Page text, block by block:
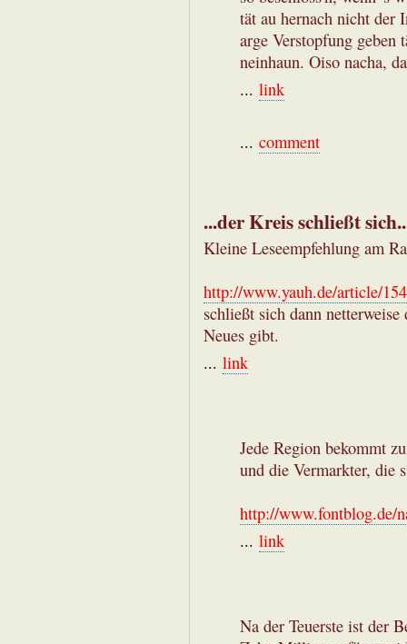
tät au hernach nicht der
arge Verstopfung
neinhaun. Oiso nacha,
... link
... comment
...der Kreis schließt
Kleine Leseempfehlung am
http://www.yauh.de/article/
schließt sich dann
Neues gibt.
... link
Jede Region bekommt
und die Vermarkter, die
http://www.fontblog.de/
... link
Na der Teuerste ist der